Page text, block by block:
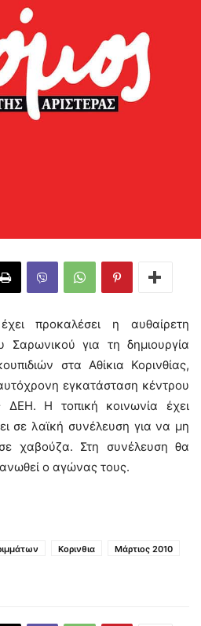
προκαλέσει η αυθαίρετη
για τη δημιουργία
στα Αθίκια Κορινθίας,
εγκατάσταση κέντρου
ΔΕΗ. Η τοπική κοινωνία έχει
σε λαϊκή συνέλευση για να μη
χαβούζα. Στη συνέλευση θα
ο αγώνας τους.
Κορινθια
Μάρτιος 2010